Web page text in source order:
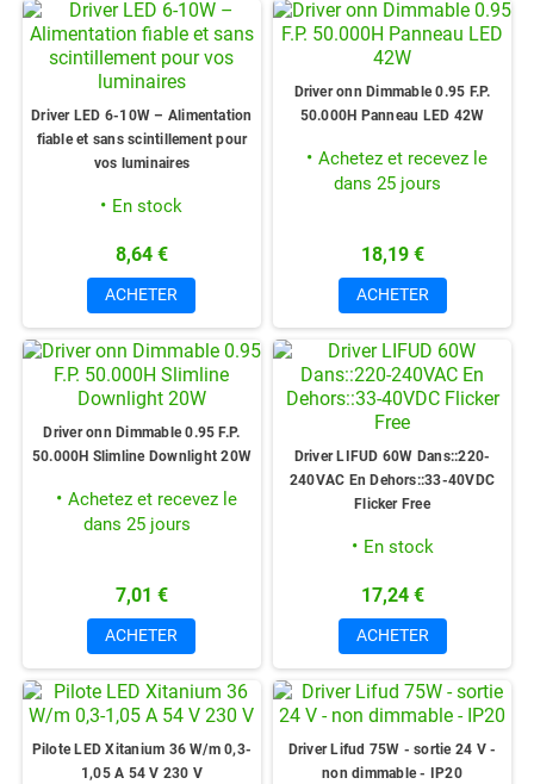
Driver LED 6-10W – Alimentation
fiable et sans scintillement pour
vos luminaires
En stock
8,64 €
ACHETER
Driver onn Dimmable 0.95 F.P.
50.000H Panneau LED 42W
Achetez et recevez le
dans 25 jours
18,19 €
ACHETER
Driver onn Dimmable 0.95 F.P.
50.000H Slimline Downlight 20W
Achetez et recevez le
dans 25 jours
7,01 €
ACHETER
Driver LIFUD 60W Dans::220-
240VAC En Dehors::33-40VDC
Flicker Free
En stock
17,24 €
ACHETER
Pilote LED Xitanium 36 W/m 0,3-
1,05 A 54 V 230 V
Driver Lifud 75W - sortie 24 V -
non dimmable - IP20